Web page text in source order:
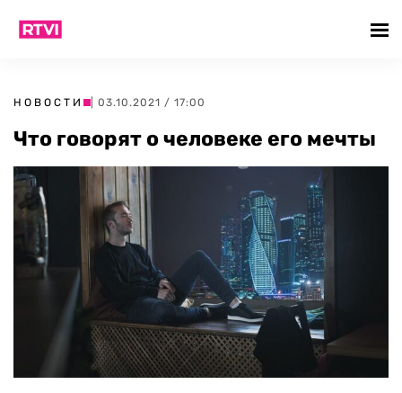
НОВОСТИ | 03.10.2021 / 17:00
Что говорят о человеке его мечты